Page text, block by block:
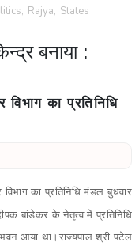
, Rajya, States
बनाया :
का प्रतिनिधि
का प्रतिनिधि मंडल बुधवार
बांडेकर के नेतृत्व में प्रतिनिधि
आया था।राज्यपाल श्री पटेल